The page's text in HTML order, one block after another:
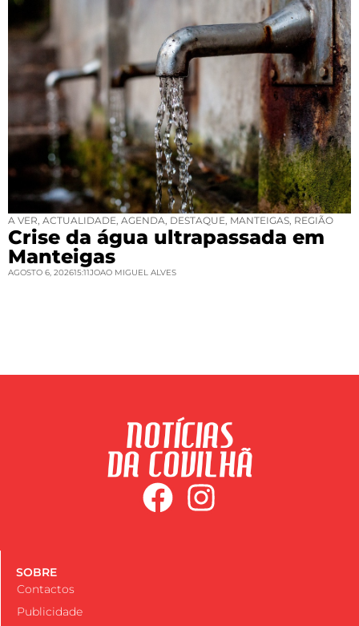
A VER ACTUALIDADE AGENDA DESTAQUE MANTEIGAS REGIÃO
Crise da água ultrapassada em
Manteigas
AGOSTO 6, 202615:11JOAO MIGUEL ALVES
SOBRE
Contactos
Publicidade